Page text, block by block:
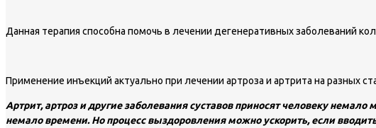
Данная терапия способна помочь в лечении дегенеративных заболеваний
Применение инъекций актуально при лечении артроза и артрита на разных
Артрит, артроз и другие заболевания суставов приносят человеку
немало времени. Но процесс выздоровления можно ускорить, если